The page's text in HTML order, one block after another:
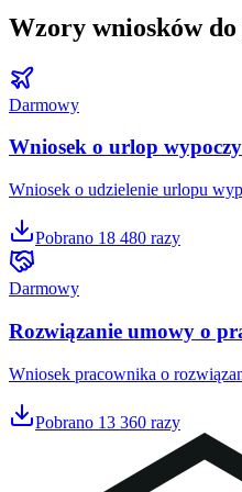
Wzory wniosków
Darmowy
Wniosek o urlop
Wniosek o udzielenie urlopu
Pobrano 18 480 razy
Darmowy
Rozwiązanie umowy o
Wniosek pracownika o
Pobrano 13 360 razy